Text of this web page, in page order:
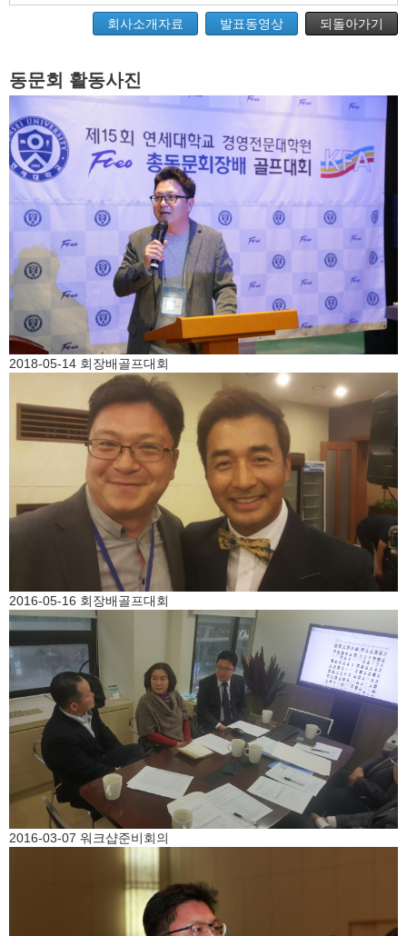
회사소개자료 발표동영상 되돌아가기
동문회 활동사진
2018-05-14 회장배골프대회
2016-05-16 회장배골프대회
2016-03-07 워크샵준비회의